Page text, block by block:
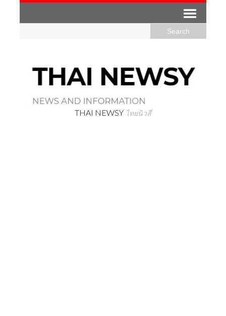
THAI NEWSY ไทยนิวสี่